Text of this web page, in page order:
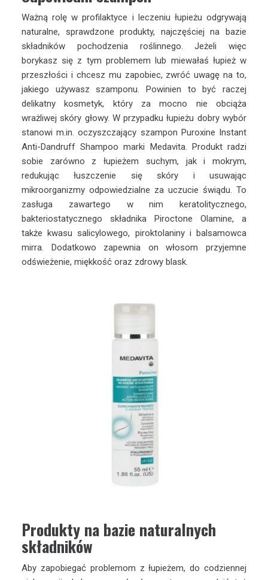
Ważną rolę w profilaktyce i leczeniu łupieżu odgrywają
naturalne, sprawdzone produkty, najczęściej na bazie
składników pochodzenia roślinnego. Jeżeli więc
borykasz się z tym problemem lub miewałaś łupież w
przeszłości i chcesz mu zapobiec, zwróć uwagę na to,
jakiego używasz szamponu. Powinien to być raczej
delikatny kosmetyk, który za mocno nie obciąża
wrażliwej skóry głowy. W przypadku łupieżu dobry wybór
stanowi m.in. oczyszczający szampon Puroxine Instant
Anti-Dandruff Shampoo marki Medavita. Produkt radzi
sobie zarówno z łupieżem suchym, jak i mokrym,
redukując łuszczenie się skóry i usuwając
mikroorganizmy odpowiedzialne za uczucie świądu. To
zasługa zawartego w nim keratolitycznego,
bakteriostatycznego składnika Piroctone Olamine, a
także kwasu salicylowego, piroktolaniny i balsamowca
mirra. Dodatkowo zapewnia on włosom przyjemne
odświeżenie, miękkość oraz zdrowy blask.
Produkty na bazie naturalnych
składników
Aby zapobiegać problemom z łupieżem, do codziennej